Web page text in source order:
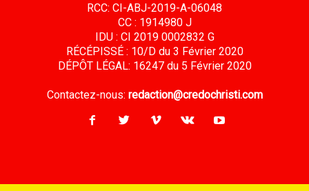
RCC: CI-ABJ-2019-A-06048
CC : 1914980 J
IDU : CI 2019 0002832 G
RÉCÉPISSÉ : 10/D du 3 Février 2020
DÉPÔT LÉGAL: 16247 du 5 Février 2020
Contactez-nous: redaction@credochristi.com